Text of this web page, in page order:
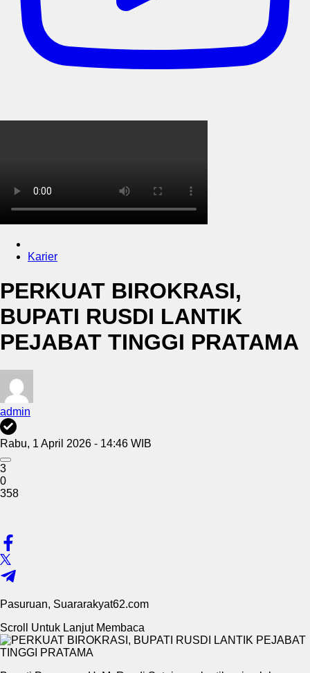
Karier
PERKUAT BIROKRASI,
BUPATI RUSDI LANTIK
PEJABAT TINGGI PRATAMA
admin
Rabu, 1 April 2026 - 14:46 WIB
3
0
358
Pasuruan, Suararakyat62.com
Scroll Untuk Lanjut Membaca